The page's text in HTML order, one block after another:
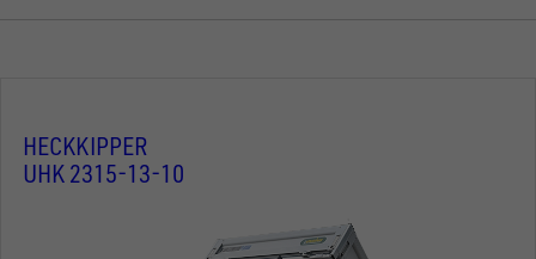
HECKKIPPER
UHK 2315-13-10